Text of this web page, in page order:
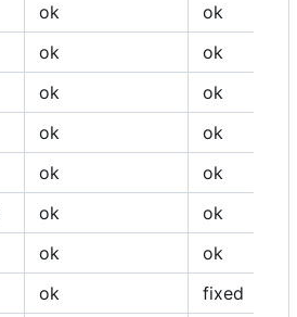
ok ok
ok ok
ok ok
ok ok
ok ok
ok ok
ok ok
ok fixed